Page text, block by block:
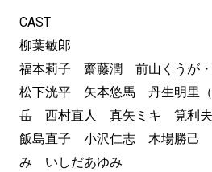
CAST
柳葉敏郎
福本莉子 齋藤潤 前山くうが・
松下洸平 矢本悠馬 丹生明里
岳 西村直人 真矢ミキ 筧利夫
飯島直子 小沢仁志 木場勝己
み いしだあゆみ